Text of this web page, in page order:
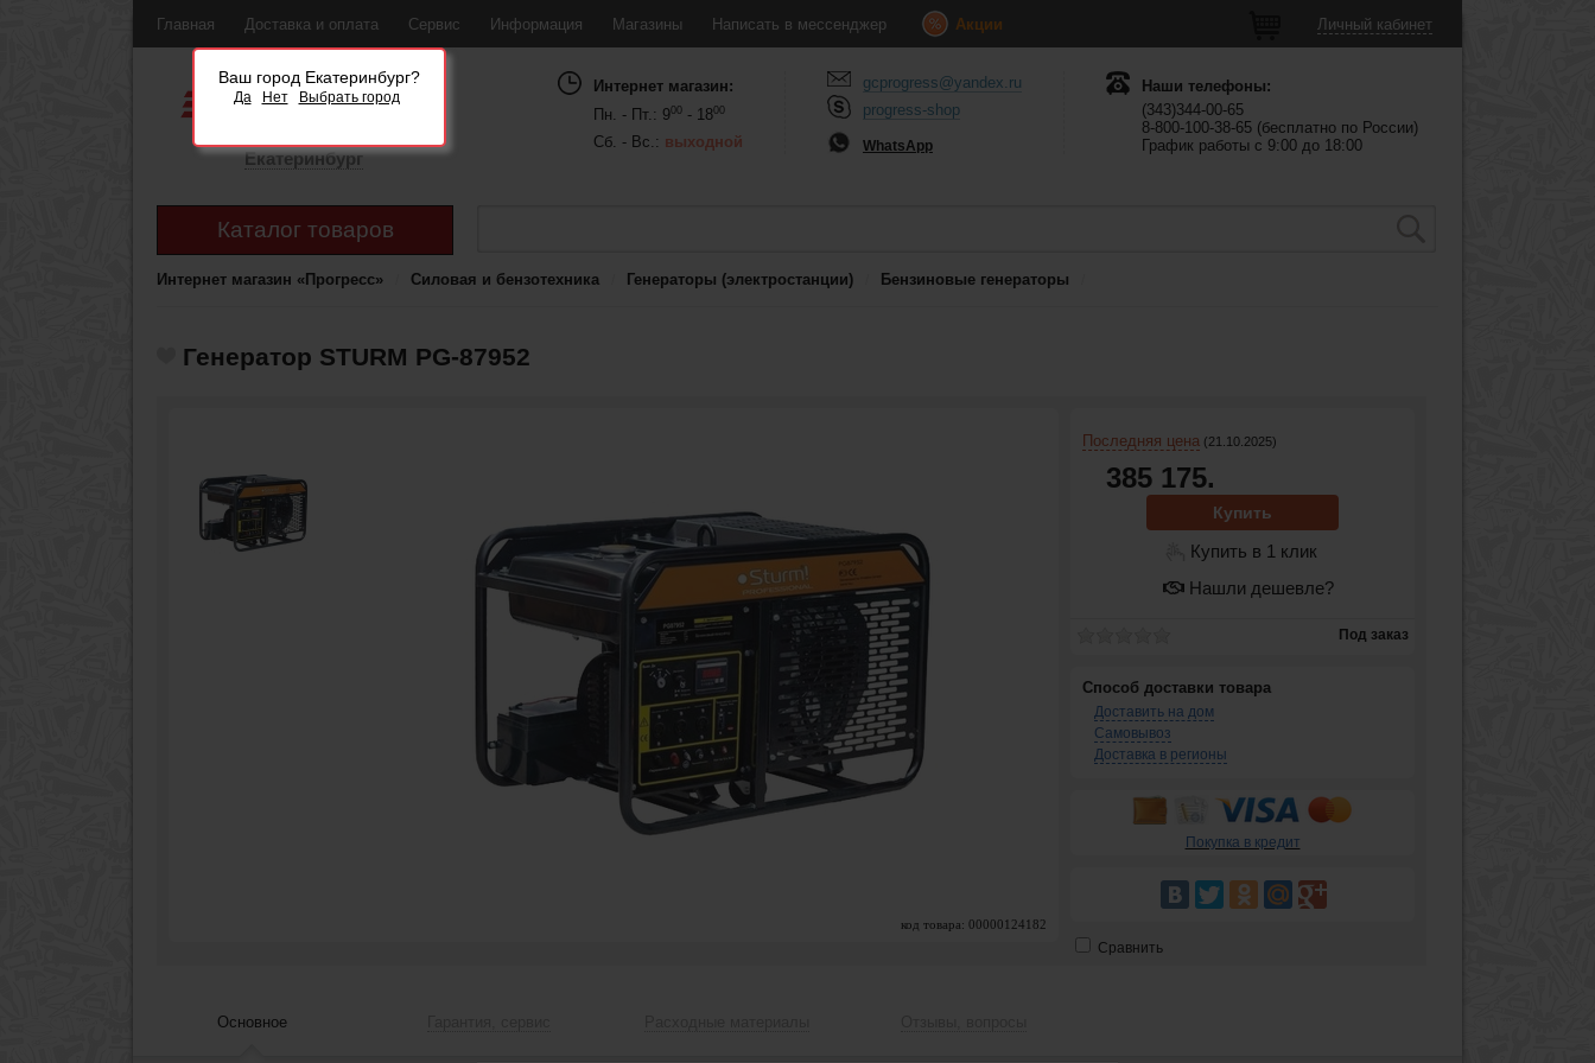
Главная Доставка и оплата Сервис Информация Магазины Написать в мессенджер Акции Личный кабинет
Ваш город Екатеринбург?
Да Нет Выбрать город
Екатеринбург
Интернет магазин:
Пн. - Пт.: 900 - 1800
Сб. - Вс.: выходной
gcprogress@yandex.ru
progress-shop
WhatsApp
Наши телефоны:
(343)344-00-65
8-800-100-38-65 (бесплатно по России)
График работы с 9:00 до 18:00
Каталог товаров
Интернет магазин «Прогресс» Силовая и бензотехника Генераторы (электростанции) Бензиновые генераторы
Генератор STURM PG-87952
код товара: 00000124182
Последняя цена (21.10.2025)
385 175.
Купить
Купить в 1 клик
Нашли дешевле?
Под заказ
Способ доставки товара
Доставить на дом
Самовывоз
Доставка в регионы
Покупка в кредит
Сравнить
Основное